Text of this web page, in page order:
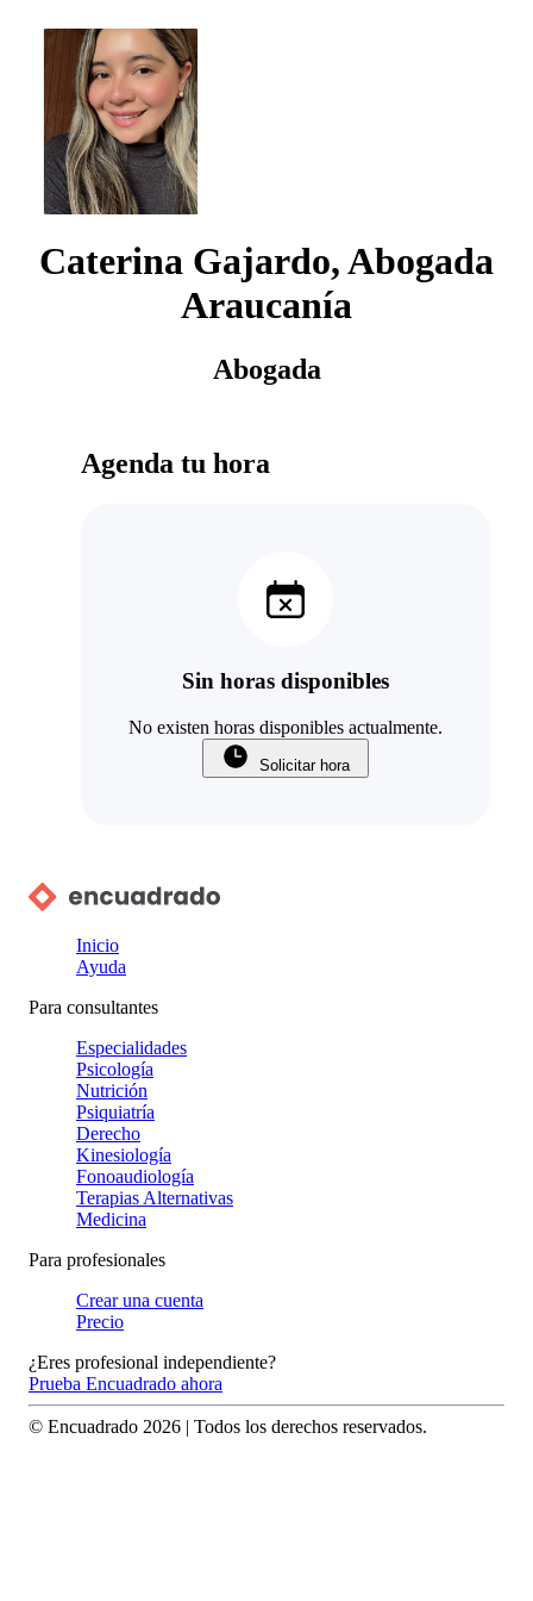
Caterina Gajardo, Abogada
Araucanía
Abogada
Agenda tu hora
Sin horas disponibles
No existen horas disponibles actualmente.
Solicitar hora
Inicio
Ayuda
Para consultantes
Especialidades
Psicología
Nutrición
Psiquiatría
Derecho
Kinesiología
Fonoaudiología
Terapias Alternativas
Medicina
Para profesionales
Crear una cuenta
Precio
¿Eres profesional independiente?
Prueba Encuadrado ahora
© Encuadrado 2026 | Todos los derechos reservados.